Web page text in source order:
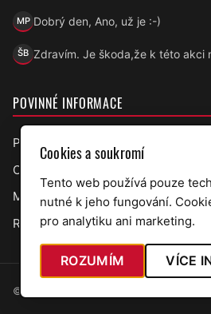
MP
Marek Přecechtěl
Dobrý den, Ano, už je :-)
ŠBŠárka B.
Zdravím. Je škoda,že k této akci
POVINNÉ INFORMACE
Prohlášení o přístupnosti
Ochrana osobních údajů
Mapa webu
RSS úřední deska
© 2026 Obec Bělov · web v7.5.97
Cookies a soukromí
Tento web používá pouze
nutné k jeho fungování.
pro analytiku ani marketing.
ROZUMÍM VÍCE